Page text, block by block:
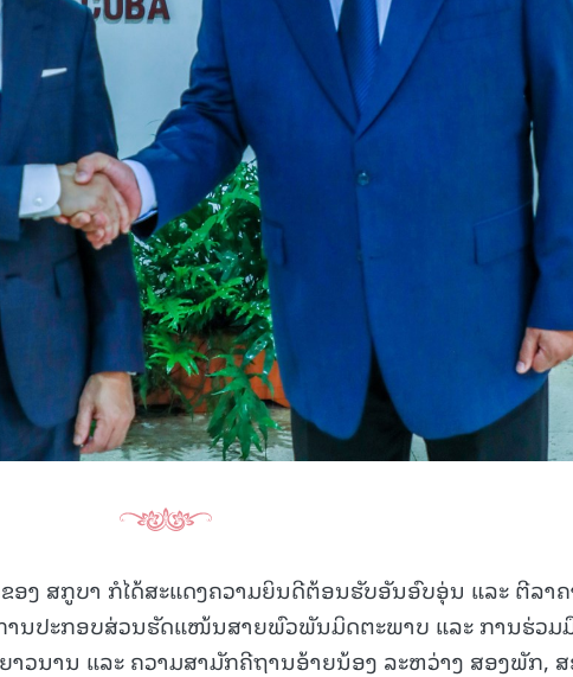
ອງ ສກູບາ ກໍໄດ້ສະແດງຄວາມຍິນດີຕ້ອນຮັບອັນອົບອຸ່ນ ແລະ ຕີລາ
ານປະກອບສ່ວນຮັດແໜ້ນສາຍພົວພັນມິດຕະພາບ ແລະ ການຮ່ວມ
າວນານ ແລະ ຄວາມສາມັກຄີຖານອ້າຍນ້ອງ ລະຫວ່າງ ສອງພັກ,